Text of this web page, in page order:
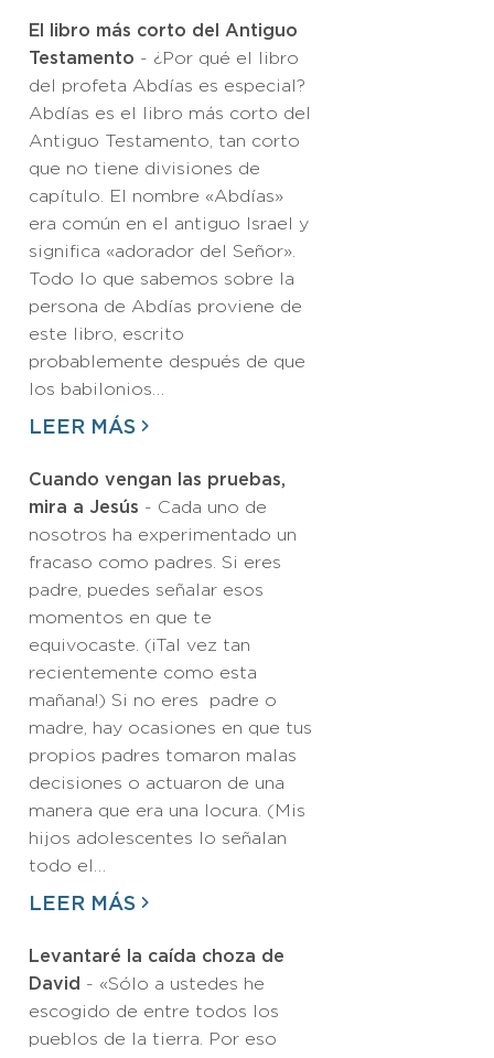
El libro más corto del Antiguo
Testamento - ¿Por qué el libro
del profeta Abdías es especial?
Abdías es el libro más corto del
Antiguo Testamento, tan corto
que no tiene divisiones de
capítulo. El nombre «Abdías»
era común en el antiguo Israel y
significa «adorador del Señor».
Todo lo que sabemos sobre la
persona de Abdías proviene de
este libro, escrito
probablemente después de que
los babilonios…
LEER MÁS
Cuando vengan las pruebas,
mira a Jesús - Cada uno de
nosotros ha experimentado un
fracaso como padres. Si eres
padre, puedes señalar esos
momentos en que te
equivocaste. (¡Tal vez tan
recientemente como esta
mañana!) Si no eres padre o
madre, hay ocasiones en que tus
propios padres tomaron malas
decisiones o actuaron de una
manera que era una locura. (Mis
hijos adolescentes lo señalan
todo el…
LEER MÁS
Levantaré la caída choza de
David - «Sólo a ustedes he
escogido de entre todos los
pueblos de la tierra. Por eso